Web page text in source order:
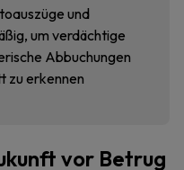
und
um verdächtige
Abbuchungen
zu erkennen
vor Betrug